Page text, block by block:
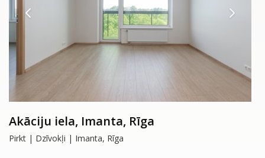
Akāciju iela, Imanta, Rīga
Pirkt | Dzīvokļi | Imanta, Rīga